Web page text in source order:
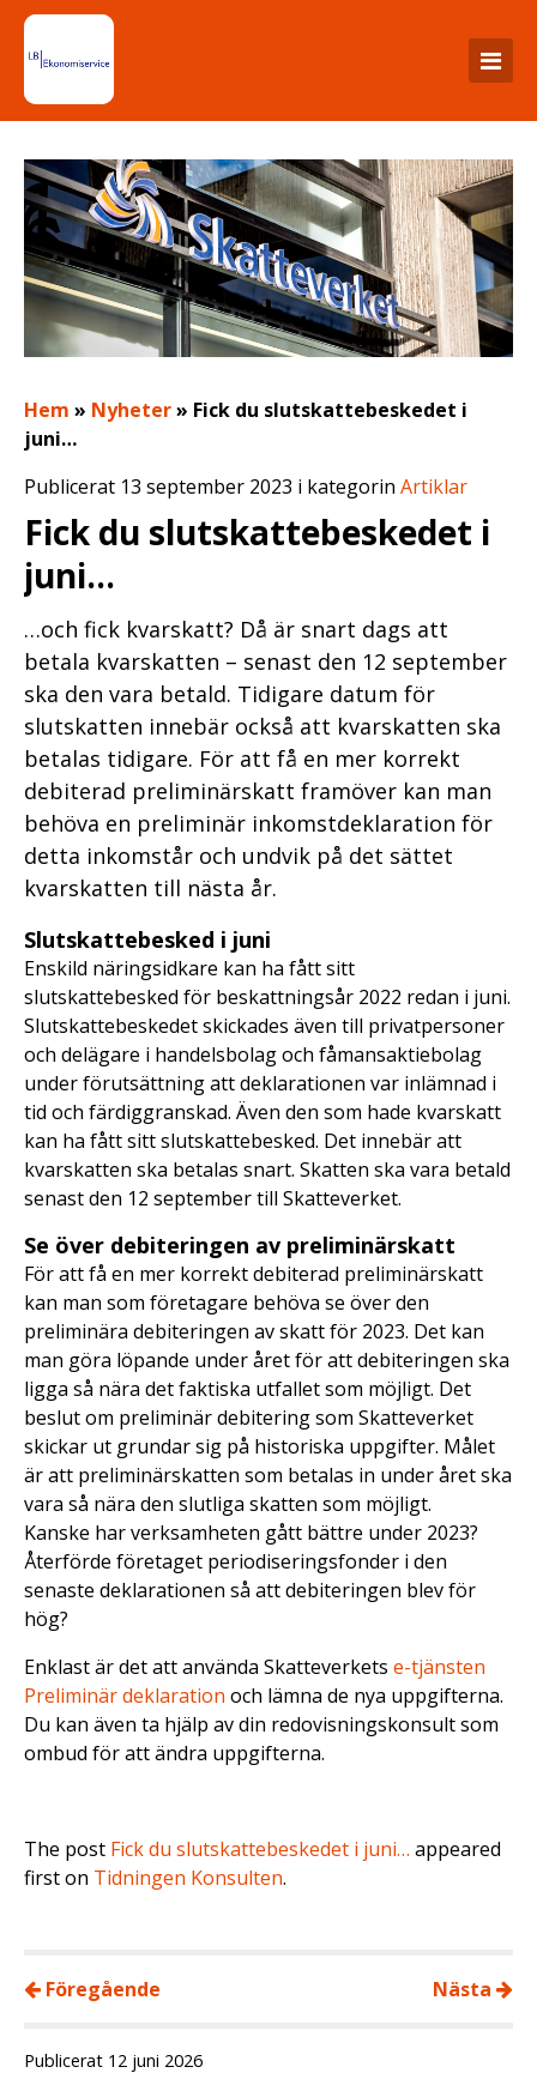
Hem » Nyheter» Fick du slutskattebeskedet i
juni…
Publicerat 13 september 2023 i kategorin Artiklar
Fick du slutskattebeskedet i
juni…
…och fick kvarskatt? Då är snart dags att
betala kvarskatten – senast den 12 september
ska den vara betald. Tidigare datum för
slutskatten innebär också att kvarskatten ska
betalas tidigare. För att få en mer korrekt
debiterad preliminärskatt framöver kan man
behöva en preliminär inkomstdeklaration för
detta inkomstår och undvik på det sättet
kvarskatten till nästa år.
Slutskattebesked i juni
Enskild näringsidkare kan ha fått sitt
slutskattebesked för beskattningsår 2022 redan i juni.
Slutskattebeskedet skickades även till privatpersoner
och delägare i handelsbolag och fåmansaktiebolag
under förutsättning att deklarationen var inlämnad i
tid och färdiggranskad. Även den som hade kvarskatt
kan ha fått sitt slutskattebesked. Det innebär att
kvarskatten ska betalas snart. Skatten ska vara betald
senast den 12 september till Skatteverket.
Se över debiteringen av preliminärskatt
För att få en mer korrekt debiterad preliminärskatt
kan man som företagare behöva se över den
preliminära debiteringen av skatt för 2023. Det kan
man göra löpande under året för att debiteringen ska
ligga så nära det faktiska utfallet som möjligt. Det
beslut om preliminär debitering som Skatteverket
skickar ut grundar sig på historiska uppgifter. Målet
är att preliminärskatten som betalas in under året ska
vara så nära den slutliga skatten som möjligt.
Kanske har verksamheten gått bättre under 2023?
Återförde företaget periodiseringsfonder i den
senaste deklarationen så att debiteringen blev för
hög?
Enklast är det att använda Skatteverkets e-tjänsten
Preliminär deklaration och lämna de nya uppgifterna.
Du kan även ta hjälp av din redovisningskonsult som
ombud för att ändra uppgifterna.
The post Fick du slutskattebeskedet i juni… appeared
first on Tidningen Konsulten.
Föregående Nästa
Publicerat 12 juni 2026